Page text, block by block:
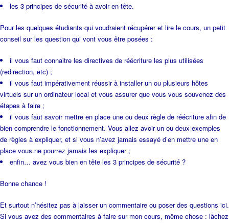
les 3 principes de sécurité à avoir en tête.
Pour les quelques étudiants qui voudraient récupérer et lire le cours, un petit
conseil sur les question qui vont vous être posées :
il vous faut connaitre les directives de réécriture les plus utilisées
(redirection, etc) ;
il vous faut impérativement réussir à installer un ou plusieurs hôtes
virtuels sur un ordinateur local et vous assurer que vous vous souvenez des
étapes à faire ;
il vous faut savoir mettre en place une ou deux règle de réécriture afin de
bien comprendre le fonctionnement. Vous allez avoir un ou deux exemples
de règles à expliquer, et si vous n’avez jamais essayé d’en mettre une en
place vous ne pourrez jamais les expliquer ;
enfin… avez vous bien en tête les 3 principes de sécurité ?
Bonne chance !
Et surtout n’hésitez pas à laisser un commentaire ou poser des questions ici.
Si vous avez des commentaires à faire sur mon cours, même chose : lâchez